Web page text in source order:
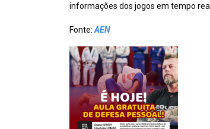
informações dos jogos em tempo
Fonte: AEN